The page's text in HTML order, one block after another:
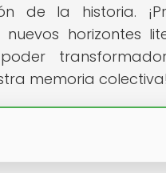
de la historia.
horizontes
memoria colectiva!